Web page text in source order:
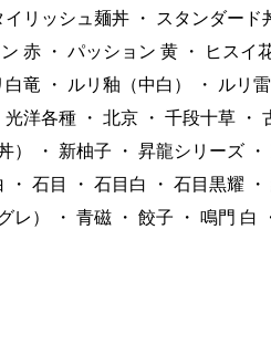
イリッシュ麺丼 ・ スタンダード
赤 ・ パッション 黄 ・ ヒスイ
白竜 ・ ルリ釉（中白） ・ ルリ
光洋各種 ・ 北京 ・ 千段十草 ・
）
・ 新柚子 ・ 昇龍シリーズ ・
・ 石目 ・ 石目白 ・ 石目黒耀 ・
レ）
・ 青磁 ・ 餃子 ・ 鳴門 白